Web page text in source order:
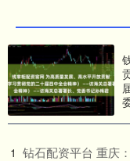
1 钻石配资平台 重庆